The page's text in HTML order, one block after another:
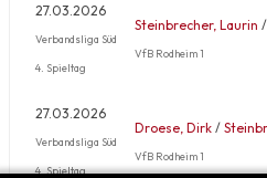
27.03.2026
Verbandsliga Süd
4. Spieltag
Steinbrecher, Laurin /
VfB Rodheim 1
27.03.2026
Verbandsliga Süd
4. Spieltag
Droese, Dirk /
VfB Rodheim 1